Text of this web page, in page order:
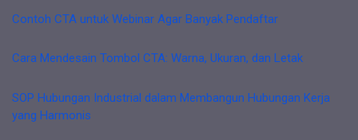
Contoh CTA untuk Webinar Agar Banyak Pendaftar
Cara Mendesain Tombol CTA: Warna, Ukuran, dan Letak
SOP Hubungan Industrial dalam Membangun Hubungan Kerja
yang Harmonis